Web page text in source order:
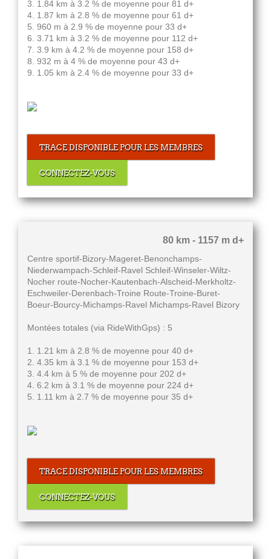
3. 1.84 km à 3.2 % de moyenne pour 81 d+
4. 1.87 km à 2.8 % de moyenne pour 61 d+
5. 960 m à 2.9 % de moyenne pour 33 d+
6. 3.71 km à 3.2 % de moyenne pour 112 d+
7. 3.9 km à 4.2 % de moyenne pour 158 d+
8. 932 m à 4 % de moyenne pour 43 d+
9. 1.05 km à 2.4 % de moyenne pour 33 d+
TRACE DISPONIBLE POUR LES MEMBRES
CONNECTEZ-VOUS
80 km - 1157 m d+
Centre sportif-Bizory-Mageret-Benonchamps-
Niederwampach-Schleif-Ravel Schleif-Winseler-Wiltz-
Nocher route-Nocher-Kautenbach-Alscheid-Merkholtz-
Eschweiler-Derenbach-Troine Route-Troine-Buret-
Boeur-Bourcy-Michamps-Ravel Michamps-Ravel Bizory
Montées totales (via RideWithGps) : 5
1. 1.21 km à 2.8 % de moyenne pour 40 d+
2. 4.35 km à 3.1 % de moyenne pour 153 d+
3. 4.4 km à 5 % de moyenne pour 202 d+
4. 6.2 km à 3.1 % de moyenne pour 224 d+
5. 1.11 km à 2.7 % de moyenne pour 35 d+
TRACE DISPONIBLE POUR LES MEMBRES
CONNECTEZ-VOUS